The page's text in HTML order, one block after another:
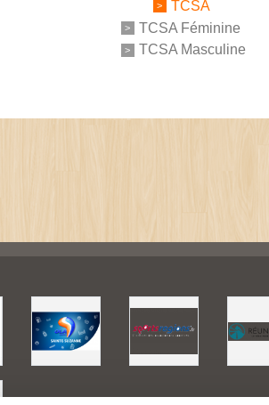
TCSA
TCSA Féminine
TCSA Masculine